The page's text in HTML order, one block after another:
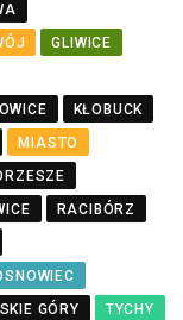
GLIWICE
KŁOBUCK
MIASTO
RACIBÓRZ
GÓRY
TYCHY